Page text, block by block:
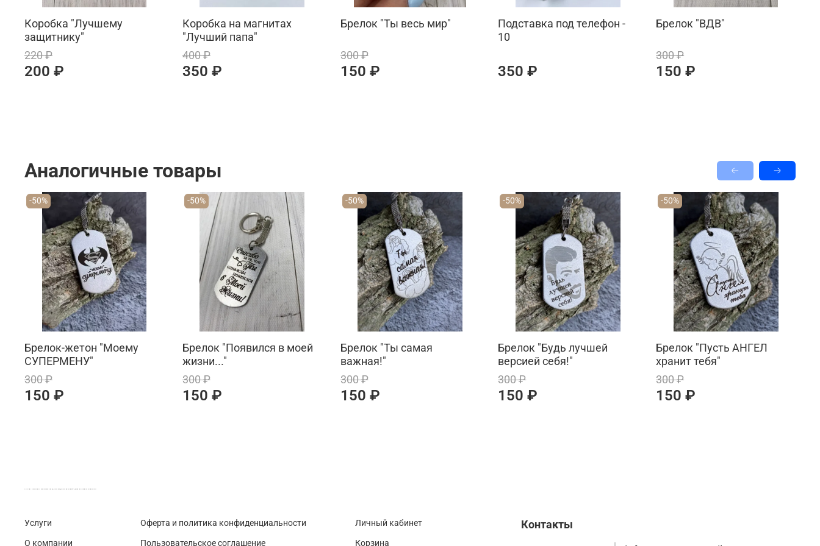
Коробка "Лучшему
защитнику"
220 ₽
200 ₽
Коробка на магнитах
"Лучший папа"
400 ₽
350 ₽
Брелок "Ты весь мир"
300 ₽
150 ₽
Подставка под телефон -
10
350 ₽
Брелок "ВДВ"
300 ₽
150 ₽
Аналогичные товары
-50%
Брелок-жетон "Моему
СУПЕРМЕНУ"
300 ₽
150 ₽
-50%
Брелок "Появился в моей
жизни..."
300 ₽
150 ₽
-50%
Брелок "Ты самая
важная!"
300 ₽
150 ₽
-50%
Брелок "Будь лучшей
версией себя!"
300 ₽
150 ₽
-50%
Брелок "Пусть АНГЕЛ
хранит тебя"
300 ₽
150 ₽
Услуги
О компании
Оферта и политика конфиденциальности
Пользовательское соглашение
Личный кабинет
Корзина
Контакты